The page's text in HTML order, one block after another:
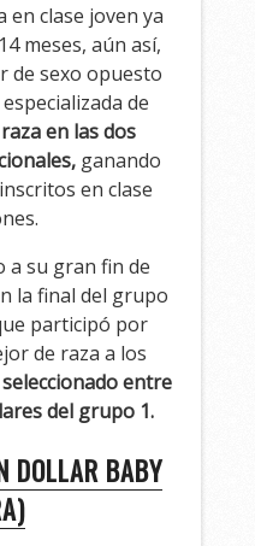
en clase joven ya
meses, aún así,
de sexo opuesto
de
en las dos
ganando
en clase
a su gran fin de
la final del grupo
participó por
de raza a los
seleccionado entre
del grupo 1.
DOLLAR BABY